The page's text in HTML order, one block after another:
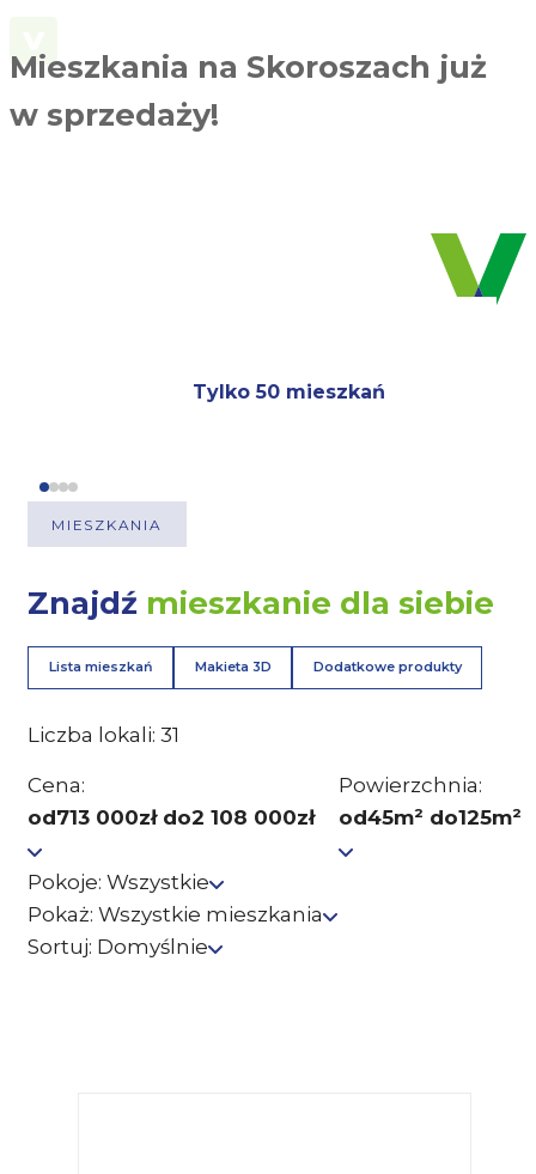
Mieszkania na Skoroszach już
w sprzedaży!
Tylko 50 mieszkań
MIESZKANIA
Znajdź mieszkanie dla siebie
Lista mieszkań Makieta 3D Dodatkowe produkty
Liczba lokali: 31
Cena:
od713 000zł do2 108 000zł
Powierzchnia:
od45m² do125m²
Pokoje: Wszystkie
Pokaż: Wszystkie mieszkania
Sortuj: Domyślnie